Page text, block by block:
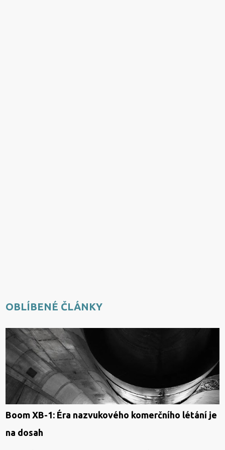
OBLÍBENÉ ČLÁNKY
Boom XB-1: Éra nazvukového komerčního létání je
na dosah